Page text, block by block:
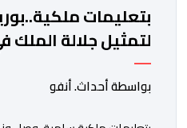
بتعليمات
لتمثيل جلالة
الرئيس الكولومبي
بواسطة أحداث. أنفو